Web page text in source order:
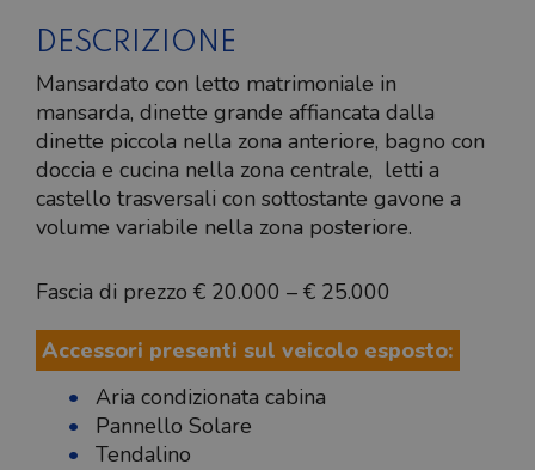
DESCRIZIONE
Mansardato con letto matrimoniale in
mansarda, dinette grande affiancata dalla
dinette piccola nella zona anteriore, bagno con
doccia e cucina nella zona centrale, letti a
castello trasversali con sottostante gavone a
volume variabile nella zona posteriore.
Fascia di prezzo € 20.000 – € 25.000
Accessori presenti sul veicolo esposto:
Aria condizionata cabina
Pannello Solare
Tendalino